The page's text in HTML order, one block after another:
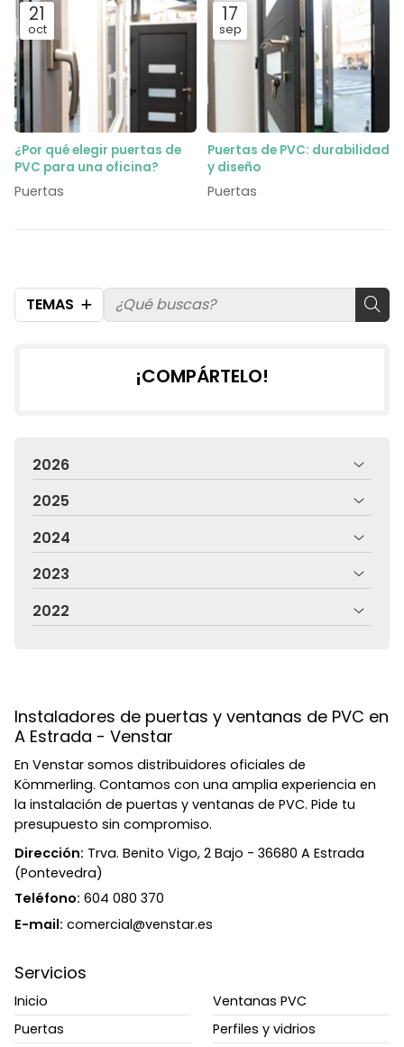
TEMAS
21
oct
¿Por qué elegir puertas de
PVC para una oficina?
Puertas
17
sep
Puertas de PVC: durabilidad
y diseño
Puertas
¡COMPÁRTELO!
2026
2025
2024
2023
2022
Instaladores de puertas y ventanas de PVC en
A Estrada - Venstar
En Venstar somos distribuidores oficiales de
Kömmerling. Contamos con una amplia experiencia en
la instalación de puertas y ventanas de PVC. Pide tu
presupuesto sin compromiso.
Dirección: Trva. Benito Vigo, 2 Bajo - 36680 A Estrada
(Pontevedra)
Teléfono: 604 080 370
E-mail: comercial@venstar.es
Servicios
Inicio
Ventanas PVC
Puertas
Perfiles y vidrios